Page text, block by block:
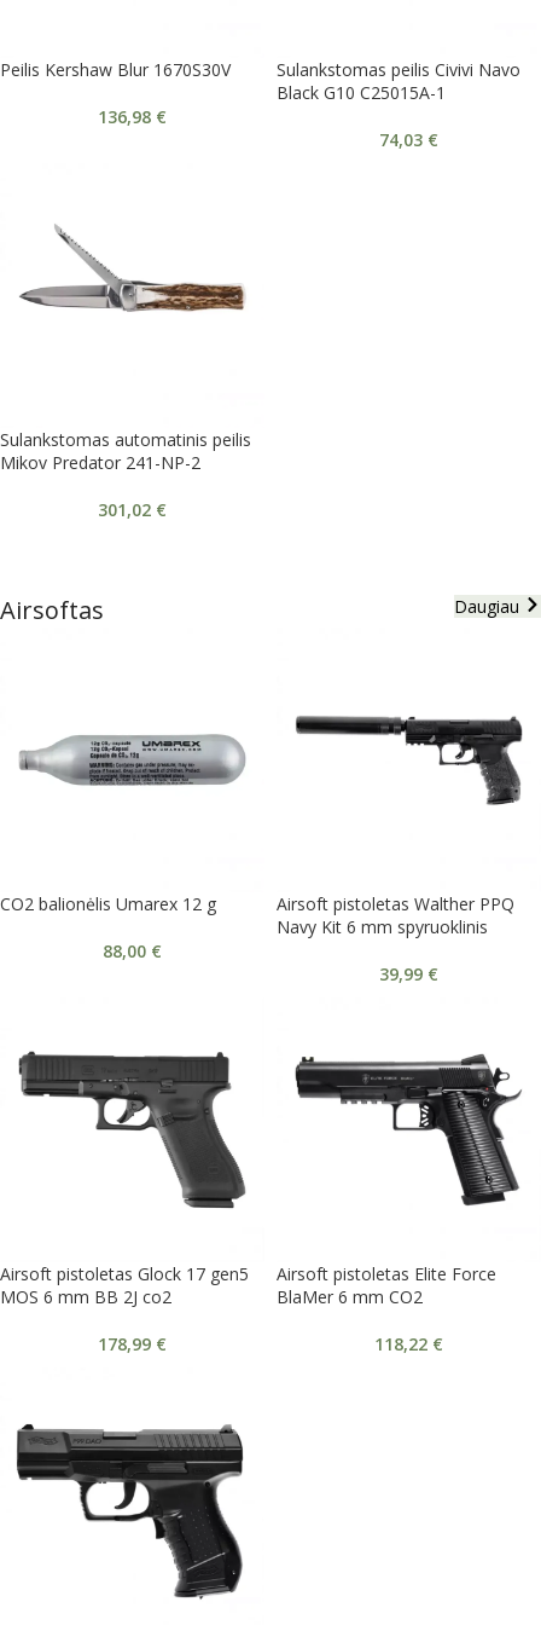
Peilis Kershaw Blur 1670S30V
136,98 €
Sulankstomas peilis Civivi Navo
Black G10 C25015A-1
74,03 €
Sulankstomas automatinis peilis
Mikov Predator 241-NP-2
301,02 €
Airsoftas Daugiau
CO2 balionėlis Umarex 12 g
88,00 €
Airsoft pistoletas Walther PPQ
Navy Kit 6 mm spyruoklinis
39,99 €
Airsoft pistoletas Glock 17 gen5
MOS 6 mm BB 2J co2
178,99 €
Airsoft pistoletas Elite Force
BlaMer 6 mm CO2
118,22 €